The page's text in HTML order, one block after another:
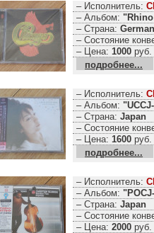
– Исполнитель:
– Альбом: "Rhino
– Страна:
– Состояние
– Цена: 1000 руб.
подробнее...
– Исполнитель:
– Альбом:
– Страна: Japan
– Состояние
– Цена: 1600 руб.
подробнее...
– Исполнитель:
– Альбом:
– Страна: Japan
– Состояние
– Цена: 2000 руб.